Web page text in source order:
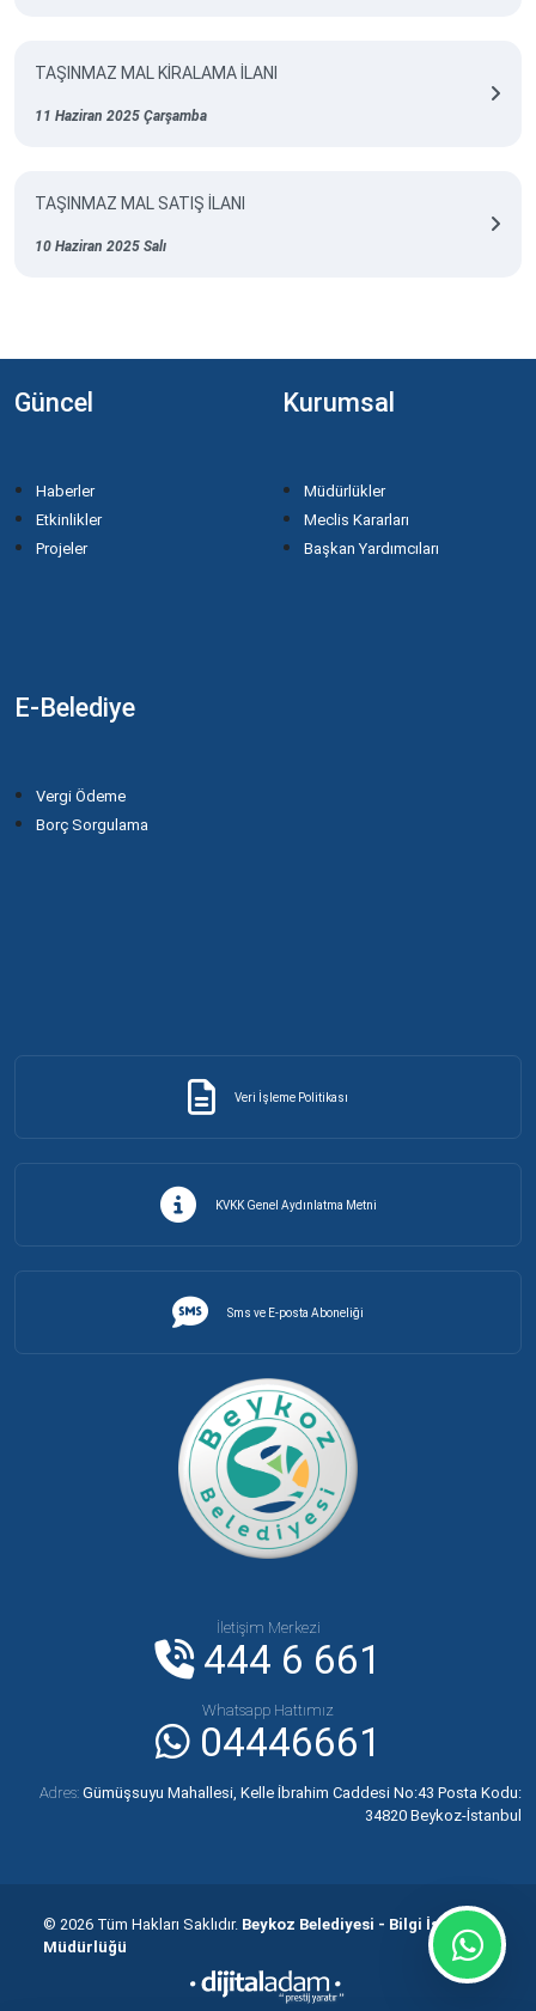
TAŞINMAZ MAL KİRALAMA İLANI
11 Haziran 2025 Çarşamba
TAŞINMAZ MAL SATIŞ İLANI
10 Haziran 2025 Salı
Güncel
Haberler
Etkinlikler
Projeler
Kurumsal
Müdürlükler
Meclis Kararları
Başkan Yardımcıları
E-Belediye
Vergi Ödeme
Borç Sorgulama
Veri İşleme Politikası
KVKK Genel Aydınlatma Metni
Sms ve E-posta Aboneliği
İletişim Merkezi
444 6 661
Whatsapp Hattımız
04446661
Adres: Gümüşsuyu Mahallesi, Kelle İbrahim Caddesi No:43 Posta Kodu:
34820 Beykoz-İstanbul
© 2026 Tüm Hakları Saklıdır. Beykoz Belediyesi - Bilgi İşlem
Müdürlüğü